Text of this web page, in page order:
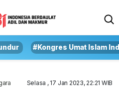
#Kongres Umat Islam
Selasa , 17 Jan 2023, 22:21 WIB